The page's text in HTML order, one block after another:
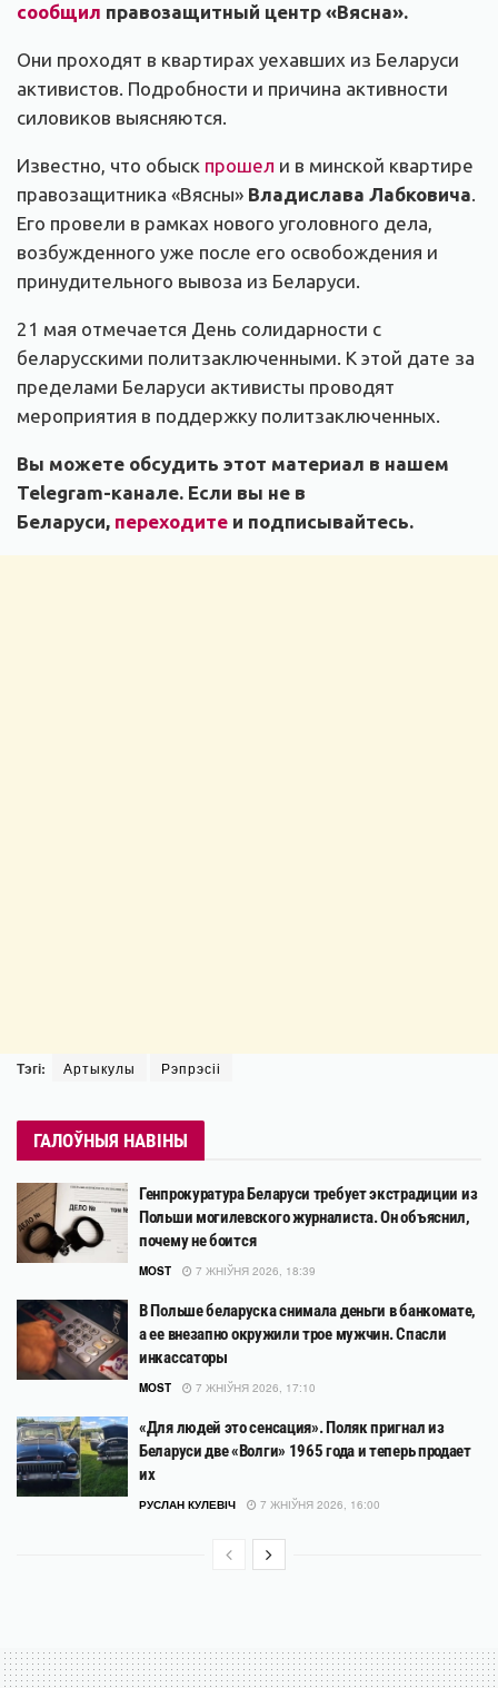
сообщил правозащитный центр «Вясна».
Они проходят в квартирах уехавших из Беларуси
активистов. Подробности и причина активности
силовиков выясняются.
Известно, что обыск прошел и в минской квартире
правозащитника «Вясны» Владислава Лабковича.
Его провели в рамках нового уголовного дела,
возбужденного уже после его освобождения и
принудительного вывоза из Беларуси.
21 мая отмечается День солидарности с
беларусскими политзаключенными. К этой дате за
пределами Беларуси активисты проводят
мероприятия в поддержку политзаключенных.
Вы можете обсудить этот материал в нашем
Telegram-канале. Если вы не в
Беларуси, переходите и подписывайтесь.
Тэгі: Артыкулы Рэпрэсіі
ГАЛОЎНЫЯ НАВІНЫ
Генпрокуратура Беларуси требует экстрадиции из
Польши могилевского журналиста. Он объяснил,
почему не боится
MOST 7 ЖНІЎНЯ 2026, 18:39
В Польше беларуска снимала деньги в банкомате,
а ее внезапно окружили трое мужчин. Спасли
инкассаторы
MOST 7 ЖНІЎНЯ 2026, 17:10
«Для людей это сенсация». Поляк пригнал из
Беларуси две «Волги» 1965 года и теперь продает
их
РУСЛАН КУЛЕВІЧ 7 ЖНІЎНЯ 2026, 16:00